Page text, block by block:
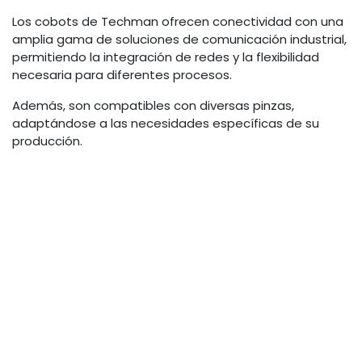
​ Los cobots de Techman ofrecen conectividad con una
amplia gama de soluciones de comunicación industrial,
permitiendo la integración de redes y la flexibilidad
necesaria para diferentes procesos.
Además, son compatibles con diversas pinzas,
adaptándose a las necesidades específicas de su
producción.